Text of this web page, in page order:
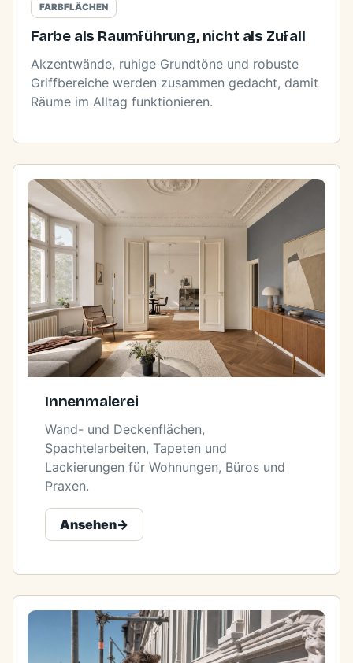
FARBFLÄCHEN
Farbe als Raumführung, nicht als Zufall
Akzentwände, ruhige Grundtöne und robuste
Griffbereiche werden zusammen gedacht, damit
Räume im Alltag funktionieren.
Innenmalerei
Wand- und Deckenflächen,
Spachtelarbeiten, Tapeten und
Lackierungen für Wohnungen, Büros und
Praxen.
Ansehen->